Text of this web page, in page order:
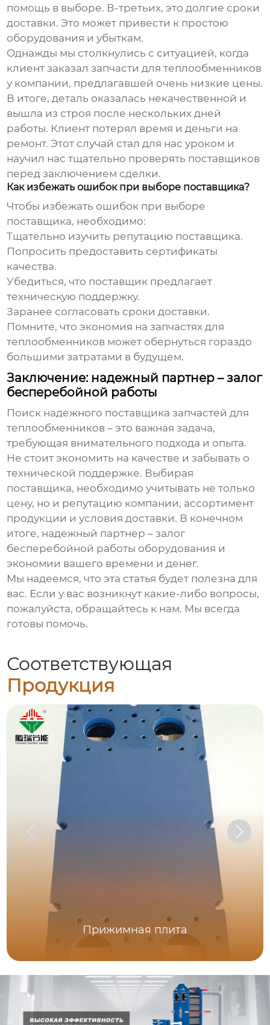
помощь в выборе. В-третьих, это долгие сроки
доставки. Это может привести к простою
оборудования и убыткам.
Однажды мы столкнулись с ситуацией, когда
клиент заказалзапчасти для теплообменников
у компании, предлагавшей очень низкие цены.
В итоге, деталь оказалась некачественной и
вышла из строя после нескольких дней
работы. Клиент потерял время и деньги на
ремонт. Этот случай стал для нас уроком и
научил нас тщательно проверять поставщиков
перед заключением сделки.
Как избежать ошибок при выборе поставщика?
Чтобы избежать ошибок при выборе
поставщика, необходимо:
Тщательно изучить репутацию поставщика.
Попросить предоставить сертификаты
качества.
Убедиться, что поставщик предлагает
техническую поддержку.
Заранее согласовать сроки доставки.
Помните, что экономия назапчастях для
теплообменников может обернуться гораздо
большими затратами в будущем.
Заключение: надежный партнер – залог
бесперебойной работы
Поиск надежного поставщиказапчастей для
теплообменников – это важная задача,
требующая внимательного подхода и опыта.
Не стоит экономить на качестве и забывать о
технической поддержке. Выбирая
поставщика, необходимо учитывать не только
цену, но и репутацию компании, ассортимент
продукции и условия доставки. В конечном
итоге, надежный партнер – залог
бесперебойной работы оборудования и
экономии вашего времени и денег.
Мы надеемся, что эта статья будет полезна для
вас. Если у вас возникнут какие-либо вопросы,
пожалуйста, обращайтесь к нам. Мы всегда
готовы помочь.
Соответствующая
Продукция
Прижимная плита